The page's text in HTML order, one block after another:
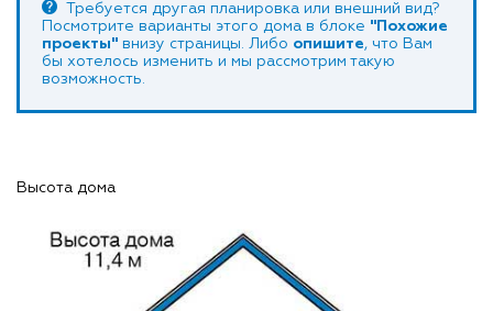
Требуется другая планировка или внешний вид?
Посмотрите варианты этого дома в блоке "Похожие
проекты" внизу страницы. Либо опишите, что Вам
бы хотелось изменить и мы рассмотрим такую
возможность.
Высота дома